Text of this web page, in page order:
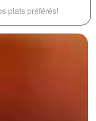
plats préférés!